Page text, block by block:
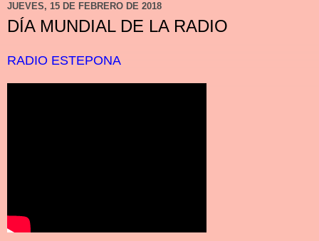
JUEVES, 15 DE FEBRERO DE 2018
DÍA MUNDIAL DE LA RADIO
RADIO ESTEPONA